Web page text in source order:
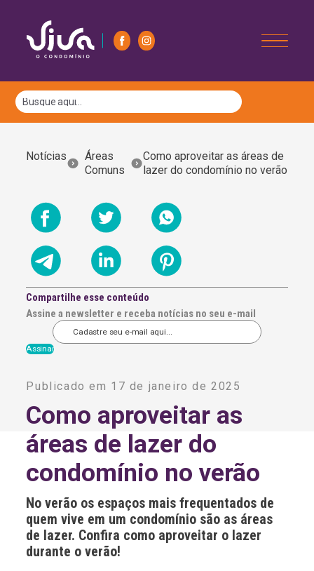
Notícias
Áreas
Comuns
Como aproveitar as áreas de
lazer do condomínio no verão
Compartilhe esse conteúdo
Assine a newsletter e receba notícias no seu e-mail
t
r
n
a
t
v
:
Publicado em 17 de janeiro de 2025
Como aproveitar as
áreas de lazer do
condomínio no verão
No verão os espaços mais frequentados de
quem vive em um condomínio são as áreas
de lazer. Confira como aproveitar o lazer
durante o verão!